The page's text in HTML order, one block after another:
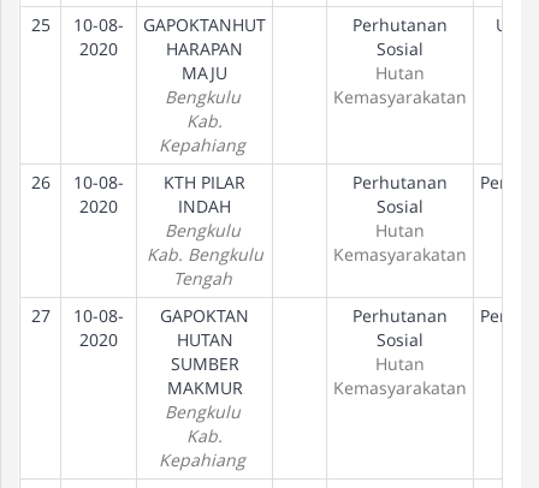
25
10-08-
2020
GAPOKTANHUT
HARAPAN
MAJU
Bengkulu
Kab.
Kepahiang
Perhutanan
Sosial
Hutan
Kemasyarakatan
26
10-08-
2020
KTH PILAR
INDAH
Bengkulu
Kab. Bengkulu
Tengah
Perhutanan
Sosial
Hutan
Kemasyarakatan
27
10-08-
2020
GAPOKTAN
HUTAN
SUMBER
MAKMUR
Bengkulu
Kab.
Kepahiang
Perhutanan
Sosial
Hutan
Kemasyarakatan